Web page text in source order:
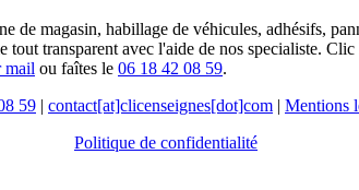
de magasin, habillage de véhicules, adhésifs,
transparent avec l'aide de nos specialiste.
mail ou faîtes le 06 18 42 08 59.
59 | contact[at]clicenseignes[dot]com | Mentions
Politique de confidentialité